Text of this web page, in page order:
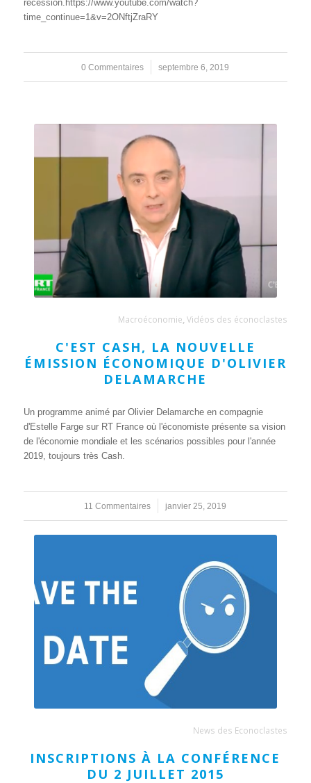
récession.https://www.youtube.com/watch?
time_continue=1&v=2ONftjZraRY
0 Commentaires
/ septembre 6, 2019
Macroéconomie ,Vidéos des éconoclastes
C'EST CASH, LA NOUVELLE
ÉMISSION ÉCONOMIQUE D'OLIVIER
DELAMARCHE
Un programme animé par Olivier Delamarche en compagnie
d'Estelle Farge sur RT France où l'économiste présente sa vision
de l'économie mondiale et les scénarios possibles pour l'année
2019, toujours très Cash.
11 Commentaires
/ janvier 25, 2019
News des Econoclastes
INSCRIPTIONS À LA CONFÉRENCE
DU 2 JUILLET 2015